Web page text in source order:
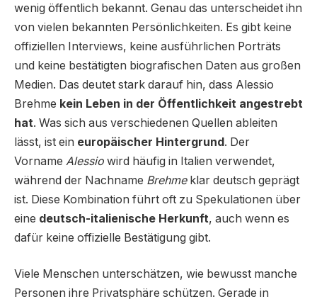
wenig öffentlich bekannt. Genau das unterscheidet ihn
von vielen bekannten Persönlichkeiten. Es gibt keine
offiziellen Interviews, keine ausführlichen Porträts
und keine bestätigten biografischen Daten aus großen
Medien. Das deutet stark darauf hin, dass Alessio
Brehme kein Leben in der Öffentlichkeit angestrebt
hat. Was sich aus verschiedenen Quellen ableiten
lässt, ist ein europäischer Hintergrund. Der
Vorname Alessio wird häufig in Italien verwendet,
während der Nachname Brehmeklar deutsch geprägt
ist. Diese Kombination führt oft zu Spekulationen über
eine deutsch-italienische Herkunft, auch wenn es
dafür keine offizielle Bestätigung gibt.
Viele Menschen unterschätzen, wie bewusst manche
Personen ihre Privatsphäre schützen. Gerade in